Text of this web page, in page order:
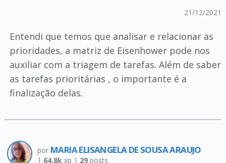
21/12/2021
Entendi que temos que analisar e relacionar as
prioridades, a matriz de Eisenhower pode nos
auxiliar com a triagem de tarefas. Além de saber
as tarefas prioritárias , o importante é a
finalização delas.
por MARIA ELISANGELA DE SOUSA ARAUJO
| 64.8kxp | 29posts